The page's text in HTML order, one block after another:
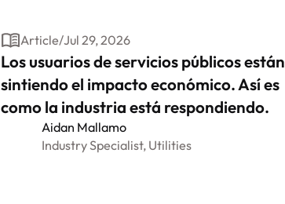
Article/Jul 29, 2026
Los usuarios de servicios públicos están
sintiendo el impacto económico. Así es
como la industria está respondiendo.
Aidan Mallamo
Industry Specialist, Utilities